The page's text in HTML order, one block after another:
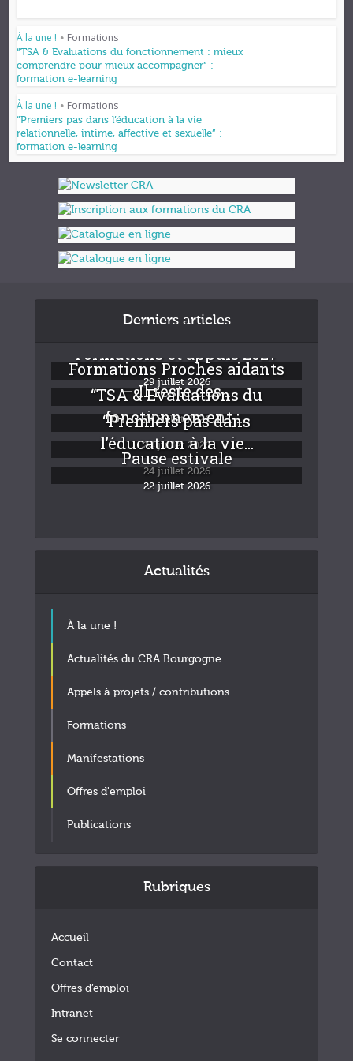
À la une ! • Formations
“TSA & Evaluations du fonctionnement : mieux
comprendre pour mieux accompagner” :
formation e-learning
À la une ! • Formations
“Premiers pas dans l’éducation à la vie
relationnelle, intime, affective et sexuelle” :
formation e-learning
Derniers articles
Formations et appuis 2027
29 juillet 2026
Formations Proches aidants
– Il reste des...
24 juillet 2026
“TSA & Evaluations du
fonctionnement :...
24 juillet 2026
“Premiers pas dans
l’éducation à la vie...
24 juillet 2026
Pause estivale
22 juillet 2026
Actualités
À la une !
Actualités du CRA Bourgogne
Appels à projets / contributions
Formations
Manifestations
Offres d'emploi
Publications
Rubriques
Accueil
Contact
Offres d’emploi
Intranet
Se connecter